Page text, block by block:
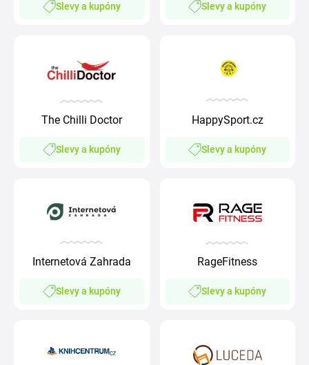
Slevy a kupóny Slevy a kupóny
The Chilli Doctor
Slevy a kupóny
HappySport.cz
Slevy a kupóny
Internetová Zahrada
Slevy a kupóny
RageFitness
Slevy a kupóny